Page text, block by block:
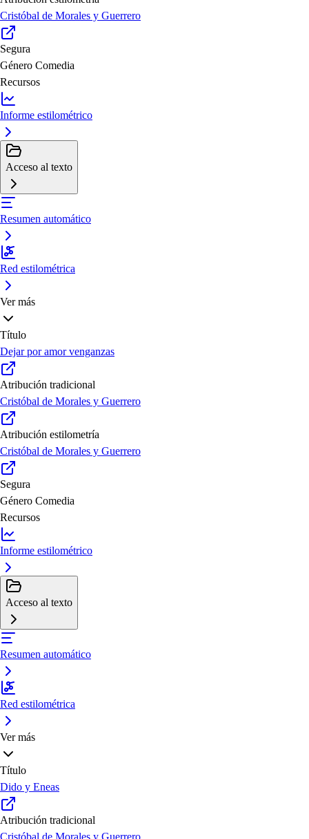
Cristóbal de Morales y Guerrero
Segura
Género Comedia
Recursos
Informe estilométrico
Acceso al texto
Resumen automático
Red estilométrica
Ver más
Título
Dejar por amor venganzas
Atribución tradicional
Cristóbal de Morales y Guerrero
Atribución estilometría
Cristóbal de Morales y Guerrero
Segura
Género Comedia
Recursos
Informe estilométrico
Acceso al texto
Resumen automático
Red estilométrica
Ver más
Título
Dido y Eneas
Atribución tradicional